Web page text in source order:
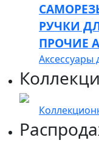
РУЧКИ
ПРОЧИЕ
Аксессуары